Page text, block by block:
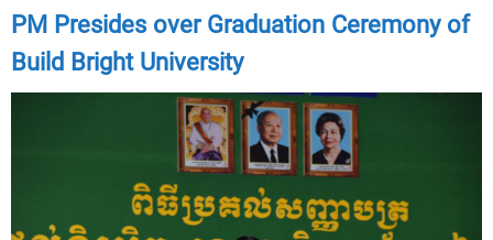
PM Presides over Graduation Ceremony of
Build Bright University